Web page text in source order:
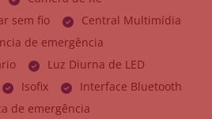
sem fio
Central Multimídia
de emergência
Luz Diurna de LED
Isofix
Interface Bluetooth
de emergência